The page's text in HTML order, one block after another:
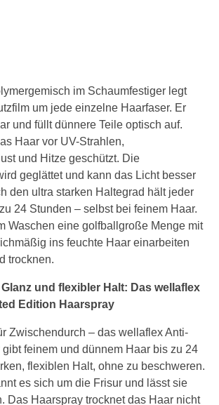
im Schaumfestiger legt
um jede einzelne Haarfaser. Er
und füllt dünnere Teile optisch auf.
Haar vor UV-Strahlen,
und Hitze geschützt. Die
geglättet und kann das Licht besser
den ultra starken Haltegrad hält jeder
24 Stunden – selbst bei feinem Haar.
Waschen eine golfballgroße Menge mit
ins feuchte Haar einarbeiten
trocknen.
und flexibler Halt: Das wellaflex
Edition Haarspray
Zwischendurch – das wellaflex Anti-
feinem und dünnem Haar bis zu 24
flexiblen Halt, ohne zu beschweren.
es sich um die Frisur und lässt sie
Das Haarspray trocknet das Haar nicht